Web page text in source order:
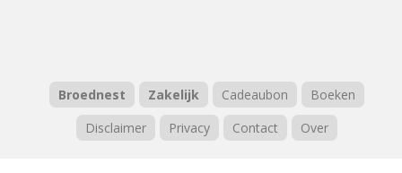
Broednest Zakelijk Cadeaubon
Boeken
Disclaimer
Privacy Contact Over